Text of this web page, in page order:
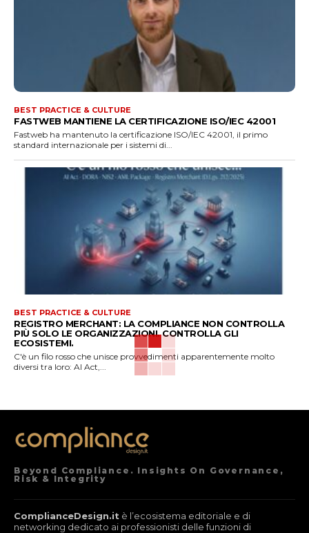
BEST PRACTICE & CULTURE
FASTWEB MANTIENE LA CERTIFICAZIONE ISO/IEC 42001
Fastweb ha mantenuto la certificazione ISO/IEC 42001, il primo
standard internazionale per i sistemi di...
BEST PRACTICE & CULTURE
REGISTRO MERCHANT: LA COMPLIANCE NON CONTROLLA
PIÙ SOLO LE ORGANIZZAZIONI. CONTROLLA GLI
ECOSISTEMI.
C'è un filo rosso che unisce provvedimenti apparentemente molto
diversi tra loro: AI Act,...
Beyond Compliance. Insights On Governance,
Risk & Integrity
ComplianceDesign.it è l’ecosistema editoriale e di
networking dedicato ai professionisti delle funzioni di